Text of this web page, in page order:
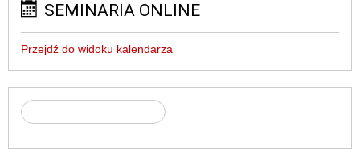
SEMINARIA ONLINE
Przejdź do widoku kalendarza